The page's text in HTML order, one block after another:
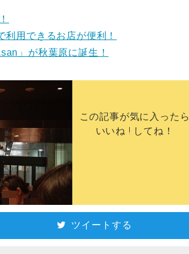
用できるお店が便利！
」が秋葉原に誕生！
この記事が気に入ったら
いいね ! してね！
ツイートする